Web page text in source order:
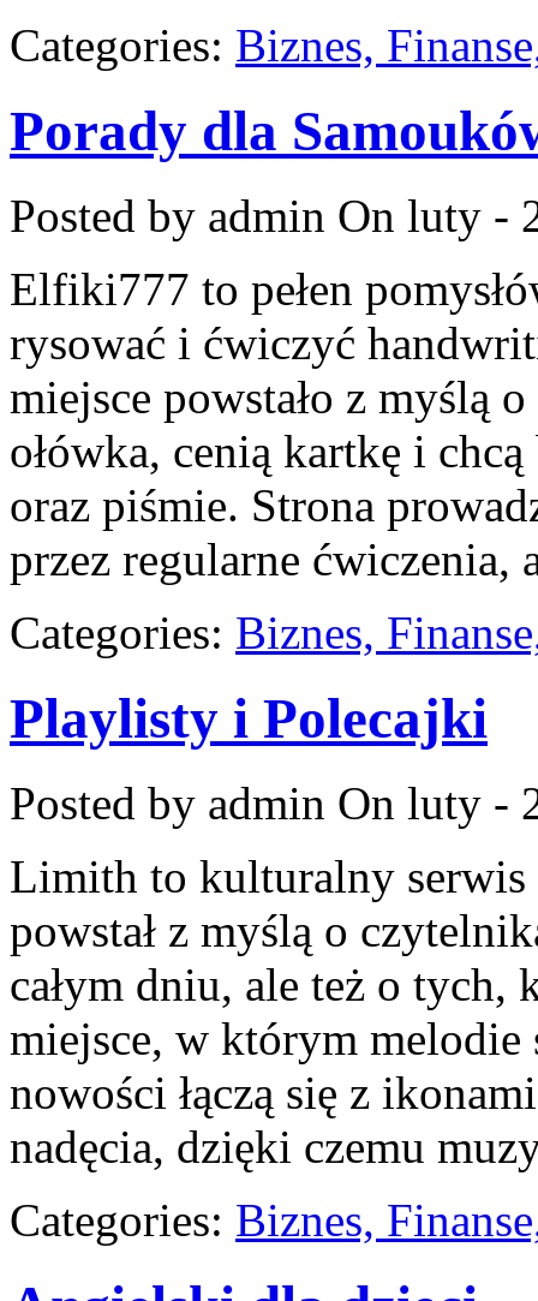
Categories: Biznes,
Porady dla
Posted by admin On luty -
Elfiki777 to pełen
rysować i ćwiczyć
miejsce powstało z myślą
ołówka, cenią kartkę i
oraz piśmie. Strona
przez regularne ćwiczenia,
Categories: Biznes,
Playlisty i Polecajki
Posted by admin On luty -
Limith to kulturalny
powstał z myślą o
całym dniu, ale też o tych,
miejsce, w którym melodie
nowości łączą się z
nadęcia, dzięki czemu
Categories: Biznes,